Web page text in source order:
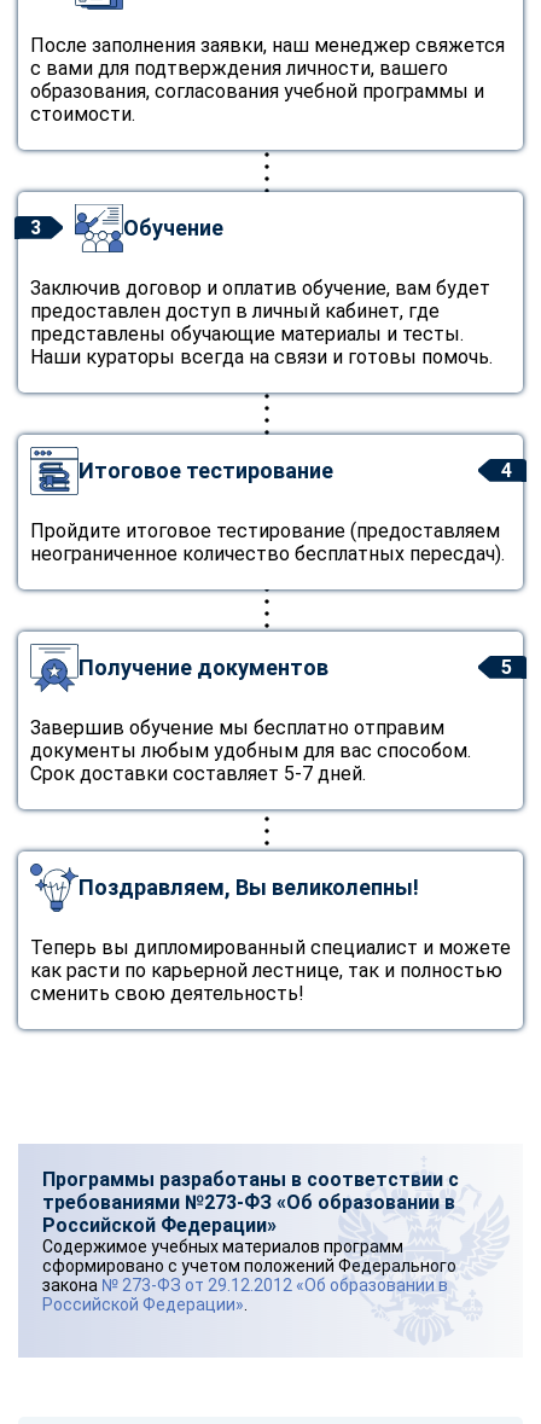
После заполнения заявки, наш менеджер свяжется
с вами для подтверждения личности, вашего
образования, согласования учебной программы и
стоимости.
3 Обучение
Заключив договор и оплатив обучение, вам будет
предоставлен доступ в личный кабинет, где
представлены обучающие материалы и тесты.
Наши кураторы всегда на связи и готовы помочь.
4
Итоговое тестирование
Пройдите итоговое тестирование (предоставляем
неограниченное количество бесплатных пересдач).
5
Получение документов
Завершив обучение мы бесплатно отправим
документы любым удобным для вас способом.
Срок доставки составляет 5-7 дней.
Поздравляем, Вы великолепны!
Теперь вы дипломированный специалист и можете
как расти по карьерной лестнице, так и полностью
сменить свою деятельность!
Программы разработаны в соответствии с
требованиями №273-ФЗ «Об образовании в
Российской Федерации»
Содержимое учебных материалов программ
сформировано с учетом положений Федерального
закона № 273-ФЗ от 29.12.2012 «Об образовании в
Российской Федерации»